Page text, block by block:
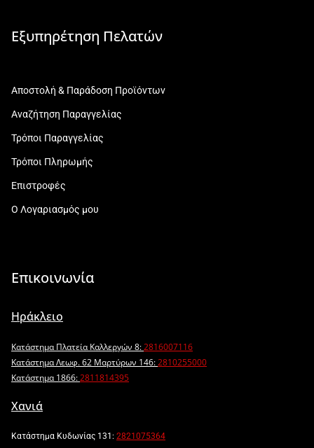
Εξυπηρέτηση Πελατών
Αποστολή & Παράδοση Προϊόντων
Αναζήτηση Παραγγελίας
Τρόποι Παραγγελίας
Τρόποι Πληρωμής
Επιστροφές
Ο Λογαριασμός μου
Επικοινωνία
Ηράκλειο
Κατάστημα Πλατεία Καλλεργών 8:2816007116
Κατάστημα Λεωφ. 62 Μαρτύρων 146:2810255000
Κατάστημα 1866:2811814395
Χανιά
Κατάστημα Κυδωνίας 131: 2821075364